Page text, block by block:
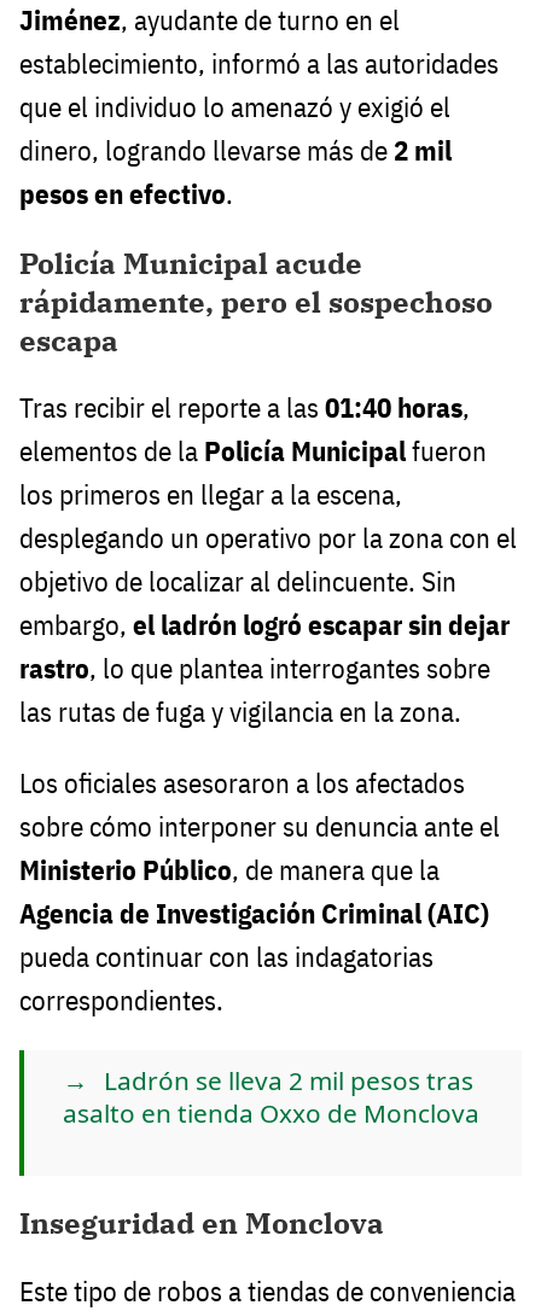
Jiménez, ayudante de turno en el
establecimiento, informó a las autoridades
que el individuo lo amenazó y exigió el
dinero, logrando llevarse más de 2 mil
pesos en efectivo.
Policía Municipal acude
rápidamente, pero el sospechoso
escapa
Tras recibir el reporte a las 01:40 horas,
elementos de la Policía Municipalfueron
los primeros en llegar a la escena,
desplegando un operativo por la zona con el
objetivo de localizar al delincuente. Sin
embargo, el ladrón logró escapar sin dejar
rastro, lo que plantea interrogantes sobre
las rutas de fuga y vigilancia en la zona.
Los oficiales asesoraron a los afectados
sobre cómo interponer su denuncia ante el
Ministerio Público, de manera que la
Agencia de Investigación Criminal (AIC)
pueda continuar con las indagatorias
correspondientes.
Ladrón se lleva 2 mil pesos tras
asalto en tienda Oxxo de Monclova
Inseguridad en Monclova
Este tipo de robos a tiendas de conveniencia